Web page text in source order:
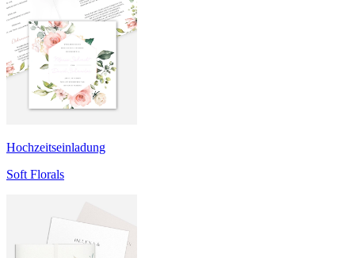
Hochzeitseinladung
Soft Florals